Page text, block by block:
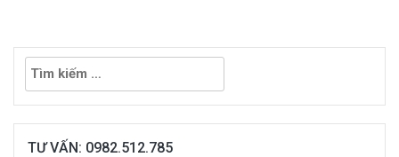
viết
Tìm
kiếm
cho:
TƯ VẤN: 0982.512.785